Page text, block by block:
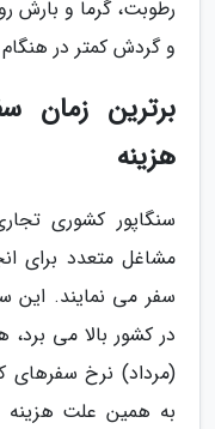
رطوبت، گرما و بارش
و گردش کمتر در
برترین زمان
هزینه
سنگاپور کشوری
مشاغل متعدد برای
سفر می نمایند. این
در کشور بالا می
(مرداد) نرخ
به همین علت هزینه